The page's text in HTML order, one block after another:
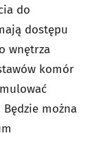
do
dostępu
wnętrza
komór
można